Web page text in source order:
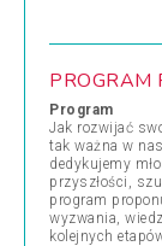
PROGRAM
Program
Jak rozwijać
tak ważna w
dedykujemy
przyszłości,
program
wyzwania,
kolejnych